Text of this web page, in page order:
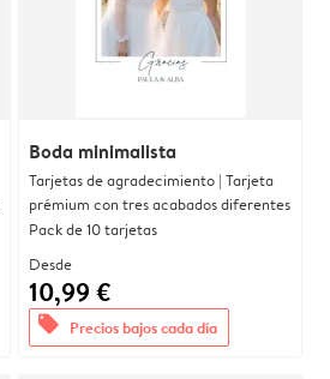
Boda minimalista
Tarjetas de agradecimiento | Tarjeta
prémium con tres acabados diferentes
Pack de 10 tarjetas
Desde
10,99 €
offers Precios bajos cada día